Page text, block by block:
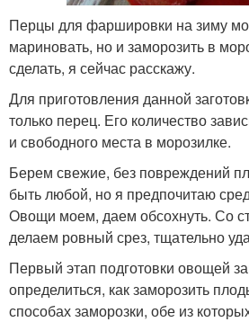
Перцы для фаршировки на зиму
мариновать, но и заморозить в
сделать, я сейчас расскажу.
Для приготовления данной
только перец. Его количество
и свободного места в морозилке.
Берем свежие, без повреждений
быть любой, но я предпочитаю
Овощи моем, даем обсохнуть. Со
делаем ровный срез, тщательно
Первый этап подготовки овощей
определиться, как заморозить
способах заморозки, обе из